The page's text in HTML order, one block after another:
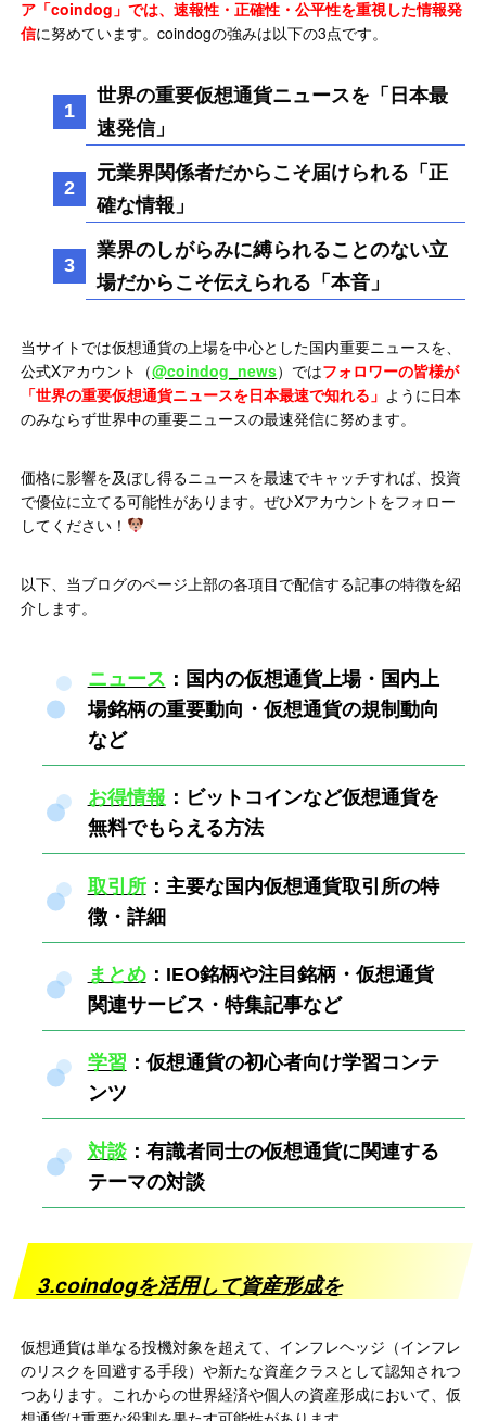
ア「coindog」では、速報性・正確性・公平性を重視した情報発
信に努めています。coindogの強みは以下の3点です。
世界の重要仮想通貨ニュースを「日本最
速発信」
元業界関係者だからこそ届けられる「正
確な情報」
業界のしがらみに縛られることのない立
場だからこそ伝えられる「本音」
当サイトでは仮想通貨の上場を中心とした国内重要ニュースを、
公式Xアカウント（@coindog_news）ではフォロワーの皆様が
「世界の重要仮想通貨ニュースを日本最速で知れる」 ように日本
のみならず世界中の重要ニュースの最速発信に努めます。
価格に影響を及ぼし得るニュースを最速でキャッチすれば、投資
で優位に立てる可能性があります。ぜひXアカウントをフォロー
してください！
以下、当ブログのページ上部の各項目で配信する記事の特徴を紹
介します。
ニュース ：国内の仮想通貨上場・国内上
場銘柄の重要動向・仮想通貨の規制動向
など
お得情報 ：ビットコインなど仮想通貨を
無料でもらえる方法
取引所：主要な国内仮想通貨取引所の特
徴・詳細
まとめ：IEO銘柄や注目銘柄・仮想通貨
関連サービス・特集記事など
学習 ：仮想通貨の初心者向け学習コンテ
ンツ
対談：有識者同士の仮想通貨に関連する
テーマの対談
3.coindogを活用して資産形成を
仮想通貨は単なる投機対象を超えて、インフレヘッジ（インフレ
のリスクを回避する手段）や新たな資産クラスとして認知されつ
つあります。これからの世界経済や個人の資産形成において、仮